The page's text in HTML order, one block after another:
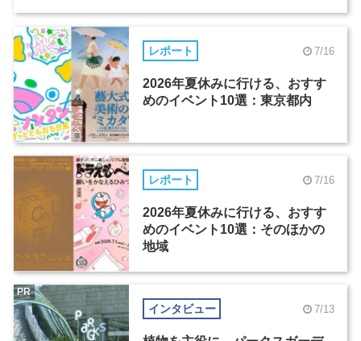
レポート 7/16
2026年夏休みに行ける、おすす
めのイベント10選：東京都内
レポート 7/16
2026年夏休みに行ける、おすす
めのイベント10選：そのほかの
地域
インタビュー 7/13
PR